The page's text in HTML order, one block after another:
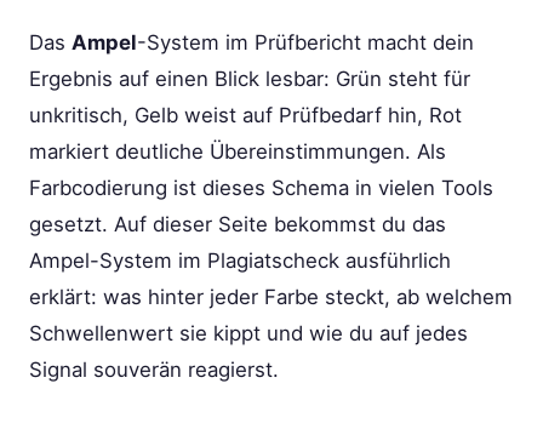
Das Ampel-System im Prüfbericht macht dein
Ergebnis auf einen Blick lesbar: Grün steht für
unkritisch, Gelb weist auf Prüfbedarf hin, Rot
markiert deutliche Übereinstimmungen. Als
Farbcodierung ist dieses Schema in vielen Tools
gesetzt. Auf dieser Seite bekommst du das
Ampel-System im Plagiatscheck ausführlich
erklärt: was hinter jeder Farbe steckt, ab welchem
Schwellenwert sie kippt und wie du auf jedes
Signal souverän reagierst.